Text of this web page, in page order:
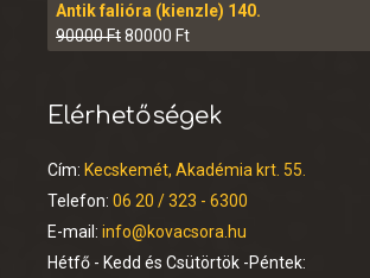
Antik falióra (kienzle) 140.
90000Ft80000 Ft
Elérhetőségek
Cím: Kecskemét, Akadémia krt. 55.
Telefon: 06 20 / 323 - 6300
E-mail: info@kovacsora.hu
Hétfő - Kedd és Csütörtök -Péntek: